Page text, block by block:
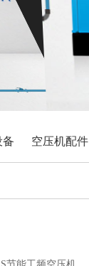
备 空压机配件